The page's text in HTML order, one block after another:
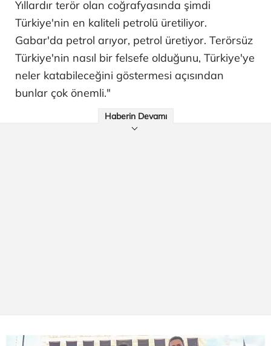
Yıllardır terör olan coğrafyasında şimdi
Türkiye'nin en kaliteli petrolü üretiliyor.
Gabar'da petrol arıyor, petrol üretiyor. Terörsüz
Türkiye'nin nasıl bir felsefe olduğunu, Türkiye'ye
neler katabileceğini göstermesi açısından
bunlar çok önemli."
Haberin Devamı